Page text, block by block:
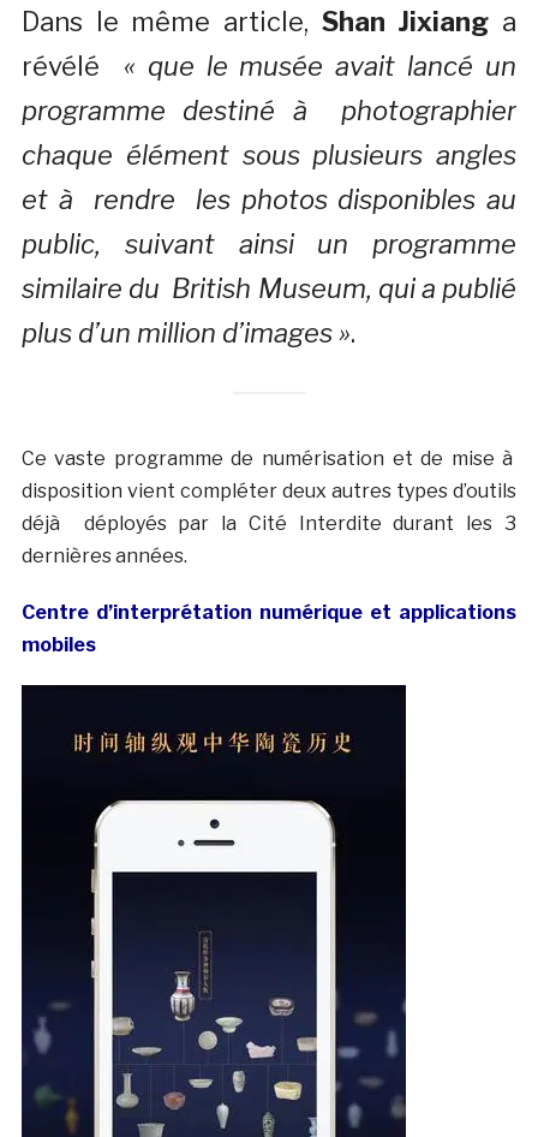
Dans le même article, Shan Jixiang a
révélé « que le musée avait lancé un
programme destiné à photographier
chaque élément sous plusieurs angles
et à rendre les photos disponibles au
public, suivant ainsi un programme
similaire du British Museum, qui a publié
plus d’un million d’images ».
Ce vaste programme de numérisation et de mise à
disposition vient compléter deux autres types d’outils
déjà déployés par la Cité Interdite durant les 3
dernières années.
Centre d’interprétation numérique et applications
mobiles